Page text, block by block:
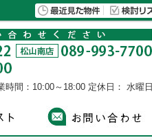
時間：10:00～18:00 定休日： 水曜日